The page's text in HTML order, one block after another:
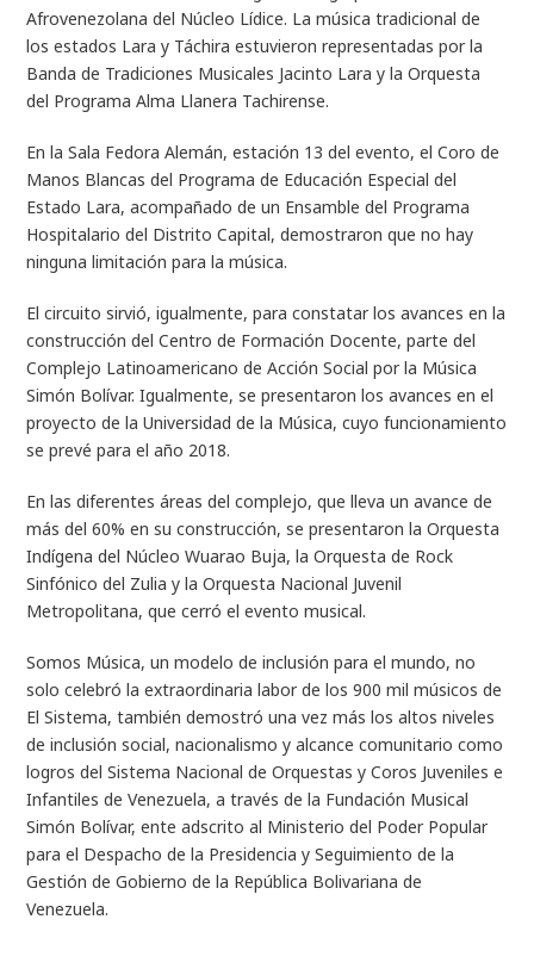
Afrovenezolana del Núcleo Lídice. La música tradicional de
los estados Lara y Táchira estuvieron representadas por la
Banda de Tradiciones Musicales Jacinto Lara y la Orquesta
del Programa Alma Llanera Tachirense.
En la Sala Fedora Alemán, estación 13 del evento, el Coro de
Manos Blancas del Programa de Educación Especial del
Estado Lara, acompañado de un Ensamble del Programa
Hospitalario del Distrito Capital, demostraron que no hay
ninguna limitación para la música.
El circuito sirvió, igualmente, para constatar los avances en la
construcción del Centro de Formación Docente, parte del
Complejo Latinoamericano de Acción Social por la Música
Simón Bolívar. Igualmente, se presentaron los avances en el
proyecto de la Universidad de la Música, cuyo funcionamiento
se prevé para el año 2018.
En las diferentes áreas del complejo, que lleva un avance de
más del 60% en su construcción, se presentaron la Orquesta
Indígena del Núcleo Wuarao Buja, la Orquesta de Rock
Sinfónico del Zulia y la Orquesta Nacional Juvenil
Metropolitana, que cerró el evento musical.
Somos Música, un modelo de inclusión para el mundo, no
solo celebró la extraordinaria labor de los 900 mil músicos de
El Sistema, también demostró una vez más los altos niveles
de inclusión social, nacionalismo y alcance comunitario como
logros del Sistema Nacional de Orquestas y Coros Juveniles e
Infantiles de Venezuela, a través de la Fundación Musical
Simón Bolívar, ente adscrito al Ministerio del Poder Popular
para el Despacho de la Presidencia y Seguimiento de la
Gestión de Gobierno de la República Bolivariana de
Venezuela.